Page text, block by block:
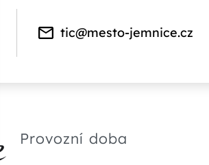
tic@mesto-jemnice.cz
Provozní doba